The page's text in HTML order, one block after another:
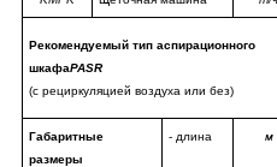
Рекомендуемый тип аспирационного
шкафаPASR
(с рециркуляцией воздуха или без)
Габаритные
размеры
- длина м